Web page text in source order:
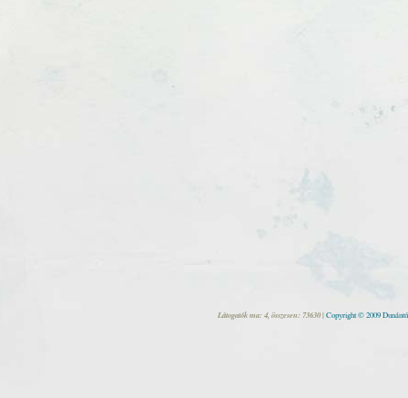
Látogatók ma: 4, összesen: 73630 |Copyright © 2009